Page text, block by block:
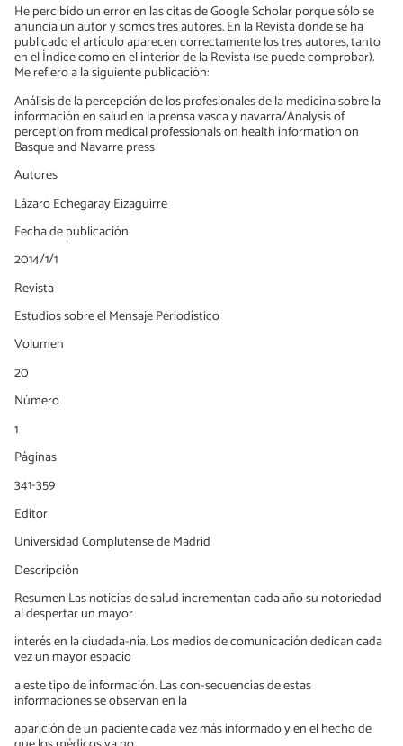
He percibido un error en las citas de Google Scholar porque sólo se
anuncia un autor y somos tres autores. En la Revista donde se ha
publicado el artículo aparecen correctamente los tres autores, tanto
en el Ïndice como en el interior de la Revista (se puede comprobar).
Me refiero a la siguiente publicación:
Análisis de la percepción de los profesionales de la medicina sobre la
información en salud en la prensa vasca y navarra/Analysis of
perception from medical professionals on health information on
Basque and Navarre press
Autores
Lázaro Echegaray Eizaguirre
Fecha de publicación
2014/1/1
Revista
Estudios sobre el Mensaje Periodístico
Volumen
20
Número
1
Páginas
341-359
Editor
Universidad Complutense de Madrid
Descripción
Resumen Las noticias de salud incrementan cada año su notoriedad
al despertar un mayor
interés en la ciudada-nía. Los medios de comunicación dedican cada
vez un mayor espacio
a este tipo de información. Las con-secuencias de estas
informaciones se observan en la
aparición de un paciente cada vez más informado y en el hecho de